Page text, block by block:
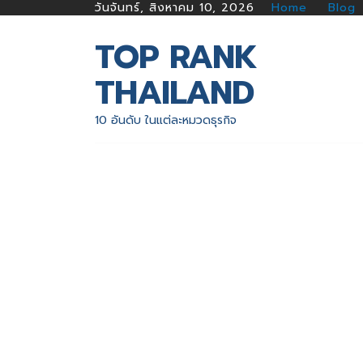
วันจันทร์, สิงหาคม 10, 2026 Home Blog
TOP RANK
THAILAND
10 อันดับ ในแต่ละหมวดธุรกิจ